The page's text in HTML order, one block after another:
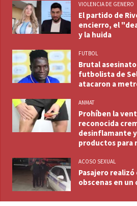
VIOLENCIA DE GENERO
El partido de
encierro, el
y la huida
FUTBOL
Brutal
futbolista de
atacaron a
ANMAT
Prohíben la
reconocida
desinflamante
productos para
ACOSO SEXUAL
Pasajero
obscenas en